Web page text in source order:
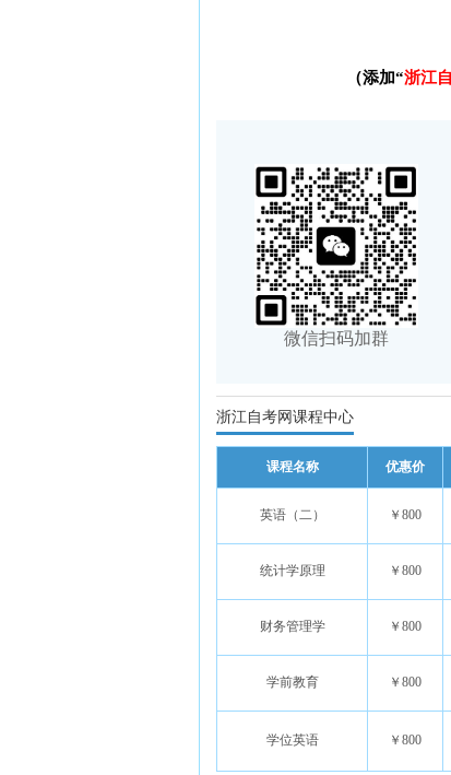
（添加“浙江
微信扫码加群
浙江自考网课程中心
课程名称 优惠价
英语（二） ￥800
统计学原理 ￥800
财务管理学 ￥800
学前教育 ￥800
学位英语 ￥800